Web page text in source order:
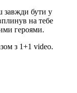
завжди бути у
на тебе
героями.
з 1+1 video.